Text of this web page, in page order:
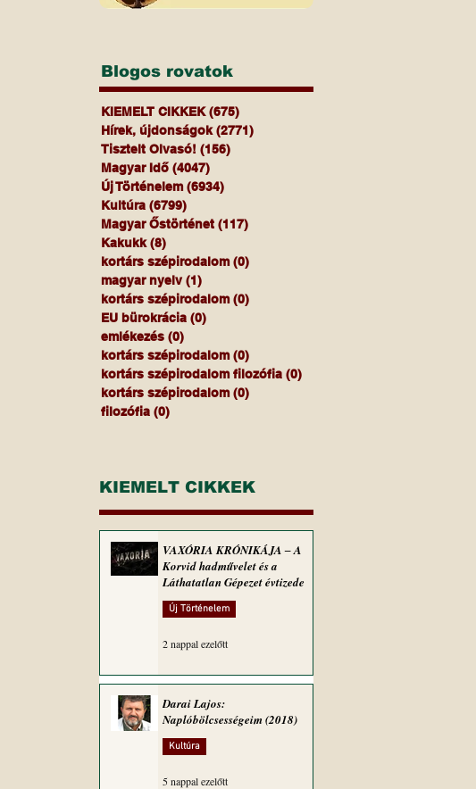
Blogos rovatok
KIEMELT CIKKEK (675)
Hírek, újdonságok (2771)
Tisztelt Olvasó! (156)
Magyar Idő (4047)
Új Történelem (6934)
Kultúra (6799)
Magyar Őstörténet (117)
Kakukk (8)
kortárs szépirodalom (0)
magyar nyelv (1)
kortárs szépirodalom (0)
EU bürokrácia (0)
emlékezés (0)
kortárs szépirodalom (0)
kortárs szépirodalom filozófia (0)
kortárs szépirodalom (0)
filozófia (0)
KIEMELT CIKKEK
VAXÓRIA KRÓNIKÁJA ‒ A
Korvid hadművelet és a
Láthatatlan Gépezet évtizede
Új Történelem
2 nappal ezelőtt
Darai Lajos:
Naplóbölcsességeim (2018)
Kultúra
5 nappal ezelőtt